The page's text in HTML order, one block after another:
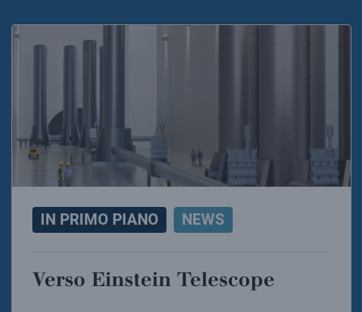
IN PRIMO PIANO NEWS
Verso Einstein Telescope